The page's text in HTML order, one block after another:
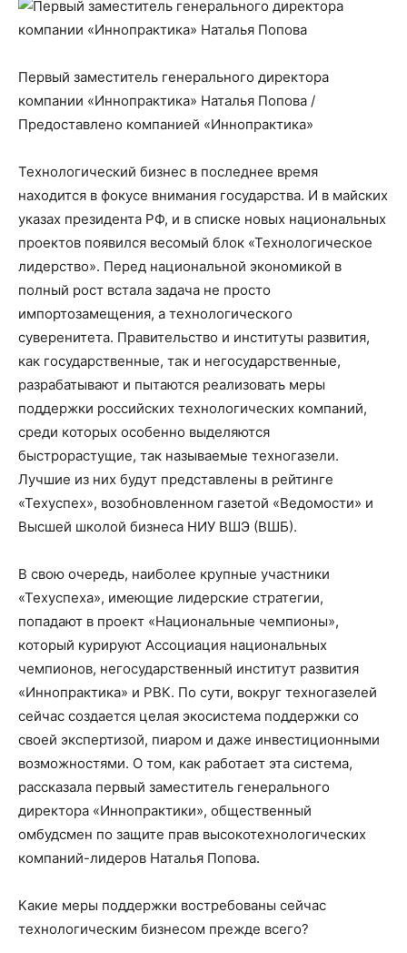
Первый заместитель генерального директора
компании «Иннопрактика» Наталья Попова /
Предоставлено компанией «Иннопрактика»
Технологический бизнес в последнее время
находится в фокусе внимания государства. И в майских
указах президента РФ, и в списке новых национальных
проектов появился весомый блок «Технологическое
лидерство». Перед национальной экономикой в
полный рост встала задача не просто
импортозамещения, а технологического
суверенитета. Правительство и институты развития,
как государственные, так и негосударственные,
разрабатывают и пытаются реализовать меры
поддержки российских технологических компаний,
среди которых особенно выделяются
быстрорастущие, так называемые техногазели.
Лучшие из них будут представлены в рейтинге
«Техуспех», возобновленном газетой «Ведомости» и
Высшей школой бизнеса НИУ ВШЭ (ВШБ).
В свою очередь, наиболее крупные участники
«Техуспеха», имеющие лидерские стратегии,
попадают в проект «Национальные чемпионы»,
который курируют Ассоциация национальных
чемпионов, негосударственный институт развития
«Иннопрактика» и РВК. По сути, вокруг техногазелей
сейчас создается целая экосистема поддержки со
своей экспертизой, пиаром и даже инвестиционными
возможностями. О том, как работает эта система,
рассказала первый заместитель генерального
директора «Иннопрактики», общественный
омбудсмен по защите прав высокотехнологических
компаний-лидеров Наталья Попова.
Какие меры поддержки востребованы сейчас
технологическим бизнесом прежде всего?